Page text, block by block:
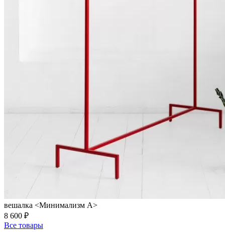
вешалка <Минимализм A>
8 600 ₽
Все товары